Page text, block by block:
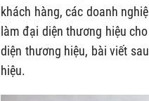
khách hàng, các doanh
làm đại diện thương hiệu
diện thương hiệu, bài viết
hiệu.